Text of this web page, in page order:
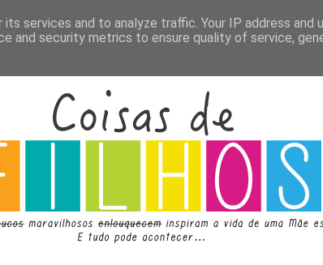
services and to analyze traffic. Your IP address and
and security metrics to ensure quality of service,